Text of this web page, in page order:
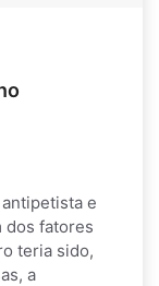
e
dos fatores
teria sido,
a